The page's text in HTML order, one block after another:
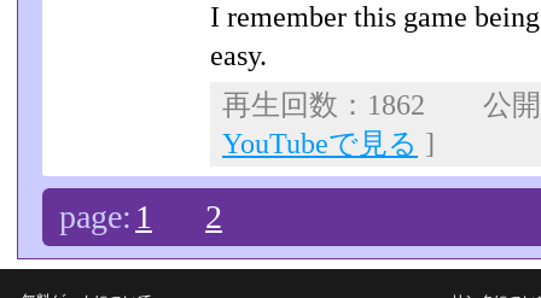
I remember this game
easy.
再生回数：1862 公
YouTubeで見る ]
page: 1 2